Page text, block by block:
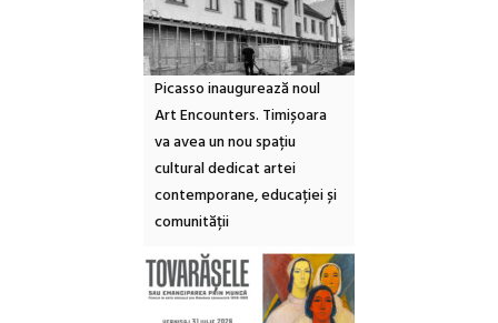
Picasso inaugurează noul
Art Encounters. Timișoara
va avea un nou spațiu
cultural dedicat artei
contemporane, educației și
comunității